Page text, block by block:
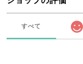
すべて